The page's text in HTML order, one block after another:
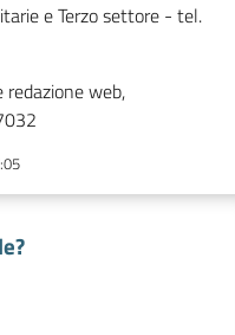
e Terzo settore - tel.
redazione web,